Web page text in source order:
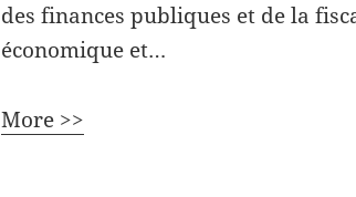
des finances publiques et de la
économique et…
More >>